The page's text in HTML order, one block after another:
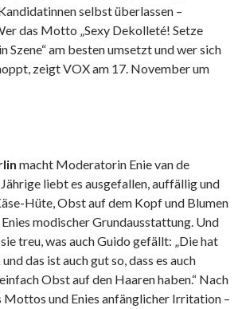
selbst überlassen –
das Motto „Sexy Dekolleté! Setze
Szene“ am besten umsetzt und wer sich
zeigt VOX am 17. November um
macht Moderatorin Enie van de
liebt es ausgefallen, auffällig und
Hüte, Obst auf dem Kopf und Blumen
modischer Grundausstattung. Und
treu, was auch Guido gefällt: „Die hat
das ist auch gut so, dass es auch
Obst auf den Haaren haben.“ Nach
Mottos und Enies anfänglicher Irritation –